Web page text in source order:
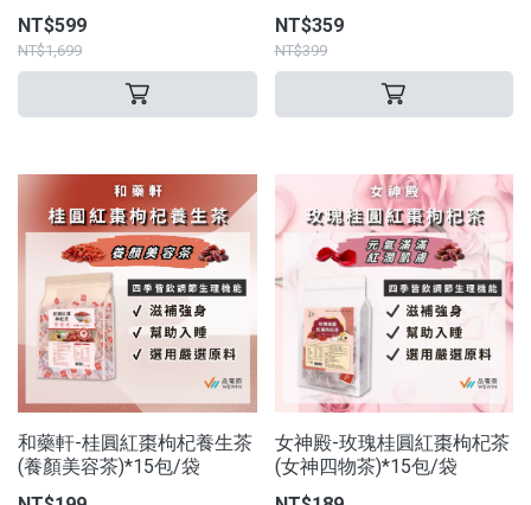
NT$599
NT$1,699
NT$359
NT$399
和藥軒-桂圓紅棗枸杞養生茶
(養顏美容茶)*15包/袋
女神殿-玫瑰桂圓紅棗枸杞茶
(女神四物茶)*15包/袋